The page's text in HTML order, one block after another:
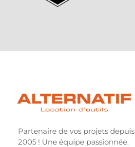
Partenaire de vos projets depuis
2005 ! Une équipe passionnée.